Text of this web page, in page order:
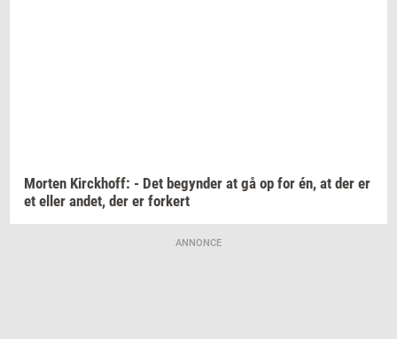
Mor­ten Kirck­hoff: - Det be­gyn­der at gå op for én, at der er
et eller andet, der er for­kert
ANNONCE